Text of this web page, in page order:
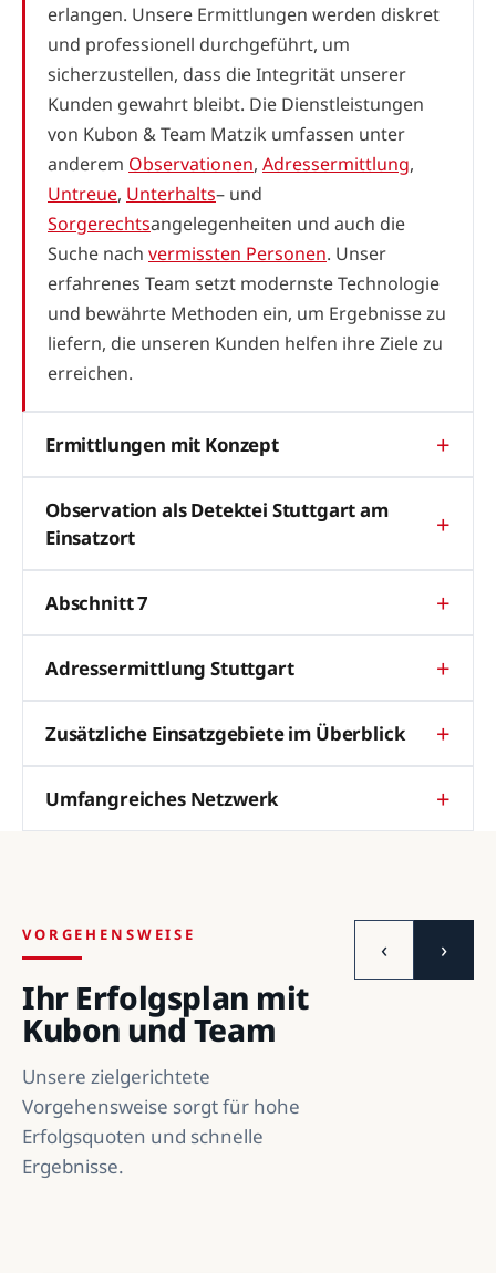
erlangen. Unsere Ermittlungen werden diskret
und professionell durchgeführt, um
sicherzustellen, dass die Integrität unserer
Kunden gewahrt bleibt. Die Dienstleistungen
von Kubon & Team Matzik umfassen unter
anderem Observationen, Adressermittlung,
Untreue, Unterhalts– und
Sorgerechtsangelegenheiten und auch die
Suche nach vermissten Personen. Unser
erfahrenes Team setzt modernste Technologie
und bewährte Methoden ein, um Ergebnisse zu
liefern, die unseren Kunden helfen ihre Ziele zu
erreichen.
Ermittlungen mit Konzept
Observation als Detektei Stuttgart am
Einsatzort
Abschnitt 7
Adressermittlung Stuttgart
Zusätzliche Einsatzgebiete im Überblick
Umfangreiches Netzwerk
VORGEHENSWEISE
Ihr Erfolgsplan mit
Kubon und Team
Unsere zielgerichtete
Vorgehensweise sorgt für hohe
Erfolgsquoten und schnelle
Ergebnisse.
‹ ›